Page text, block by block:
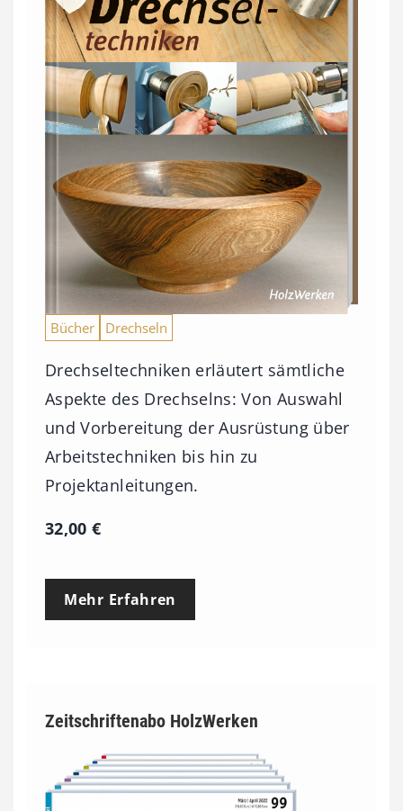
Bücher Drechseln
Drechseltechniken erläutert sämtliche
Aspekte des Drechselns: Von Auswahl
und Vorbereitung der Ausrüstung über
Arbeitstechniken bis hin zu
Projektanleitungen.
32,00€
Mehr Erfahren
Zeitschriftenabo HolzWerken